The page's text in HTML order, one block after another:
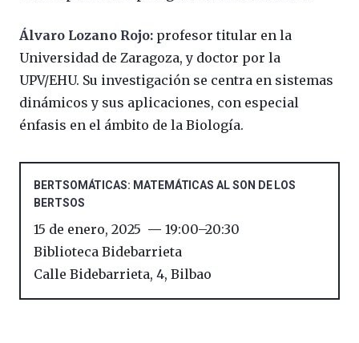
Álvaro Lozano Rojo: profesor titular en la
Universidad de Zaragoza, y doctor por la
UPV/EHU. Su investigación se centra en sistemas
dinámicos y sus aplicaciones, con especial
énfasis en el ámbito de la Biología.
BERTSOMÁTICAS: MATEMÁTICAS AL SON DE LOS
BERTSOS
15 de enero, 2025 19:00–20:30
Biblioteca Bidebarrieta
Calle Bidebarrieta, 4, Bilbao